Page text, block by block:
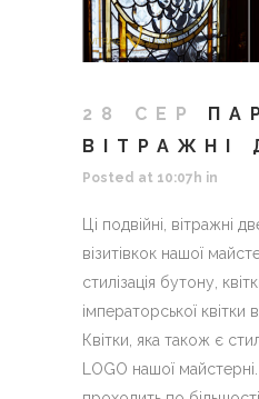
28 СЕР
ВІТРАЖНІ
Posted at 10:07h in
Ці подвійні, вітражні
візитівкок нашої
стилізація бутону,
імператорської квітки
Квітки, яка також є
LOGO нашої майстерні.